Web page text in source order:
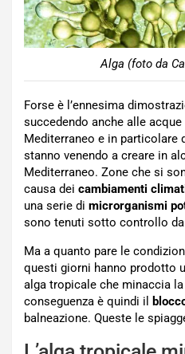
Alga (foto da
Forse è l’ennesima
succedendo anche alle
Mediterraneo e in particolare
stanno venendo a creare in
Mediterraneo. Zone che si
causa dei cambiamenti
una serie di microrganismi
sono tenuti sotto controllo
Ma a quanto pare le
questi giorni hanno prodotto
alga tropicale che minaccia
conseguenza è quindi il
balneazione. Queste le